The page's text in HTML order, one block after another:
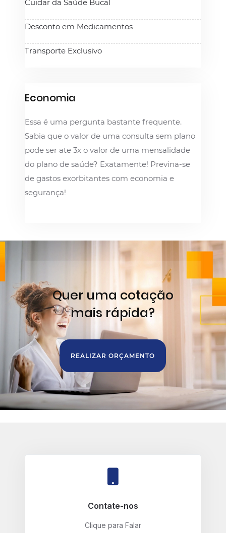
Cuidar da Saúde Bucal
Desconto em Medicamentos
Transporte Exclusivo
Economia
Essa é uma pergunta bastante frequente.
Sabia que o valor de uma consulta sem plano
pode ser ate 3x o valor de uma mensalidade
do plano de saúde? Exatamente! Previna-se
de gastos exorbitantes com economia e
segurança!
Quer uma cotação
mais rápida?
REALIZAR ORÇAMENTO
Contate-nos
Clique para Falar